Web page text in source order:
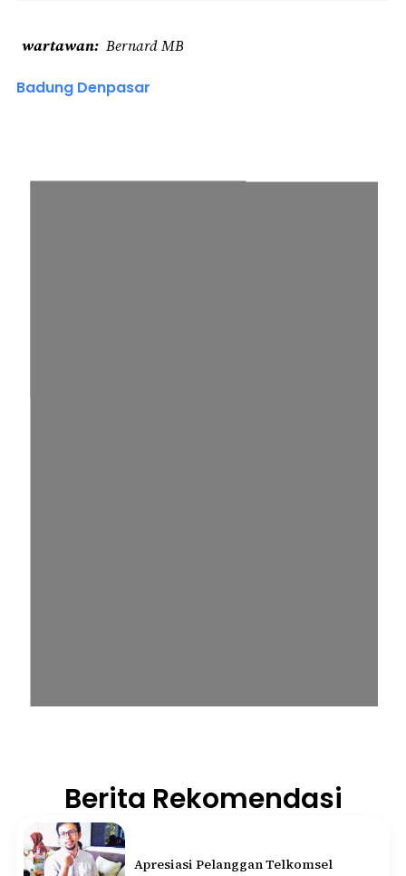
wartawan Bernard MB
Badung Denpasar
Berita Rekomendasi
Apresiasi Pelanggan Telkomsel